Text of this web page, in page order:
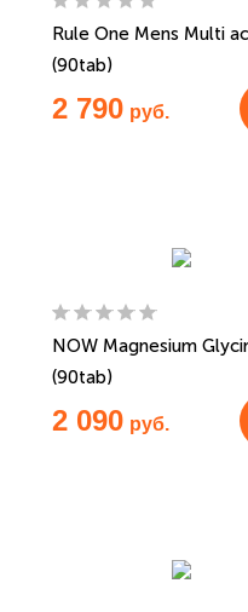
Rule One Mens Multi
(90tab)
2 790 руб.
NOW Magnesium
(90tab)
2 090 руб.